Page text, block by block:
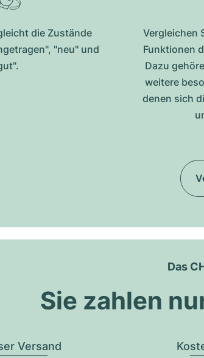
die Zustände
"neu" und
Vergleichen
Funktionen
Dazu
weitere
denen sich
Das
Sie zahlen
Versand